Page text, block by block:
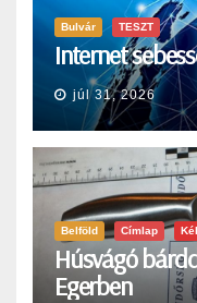
Bulvár TESZT
Internet
júl 31, 2026
Belföld Címlap
Húsvágó
Egerben